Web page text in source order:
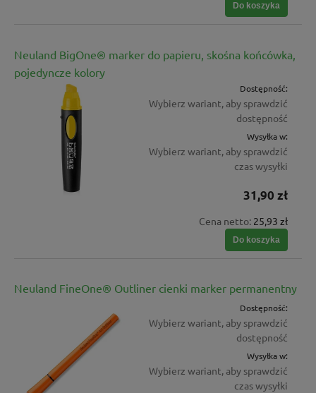
Do koszyka
Neuland BigOne® marker do papieru, skośna końcówka,
pojedyncze kolory
Dostępność:
Wybierz wariant, aby sprawdzić
dostępność
Wysyłka w:
Wybierz wariant, aby sprawdzić
czas wysyłki
31,90 zł
Cena netto: 25,93 zł
Do koszyka
Neuland FineOne® Outliner cienki marker permanentny
Dostępność:
Wybierz wariant, aby sprawdzić
dostępność
Wysyłka w:
Wybierz wariant, aby sprawdzić
czas wysyłki